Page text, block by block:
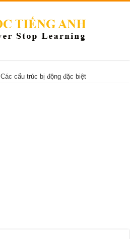
Các cấu trúc bị động đặc biệt